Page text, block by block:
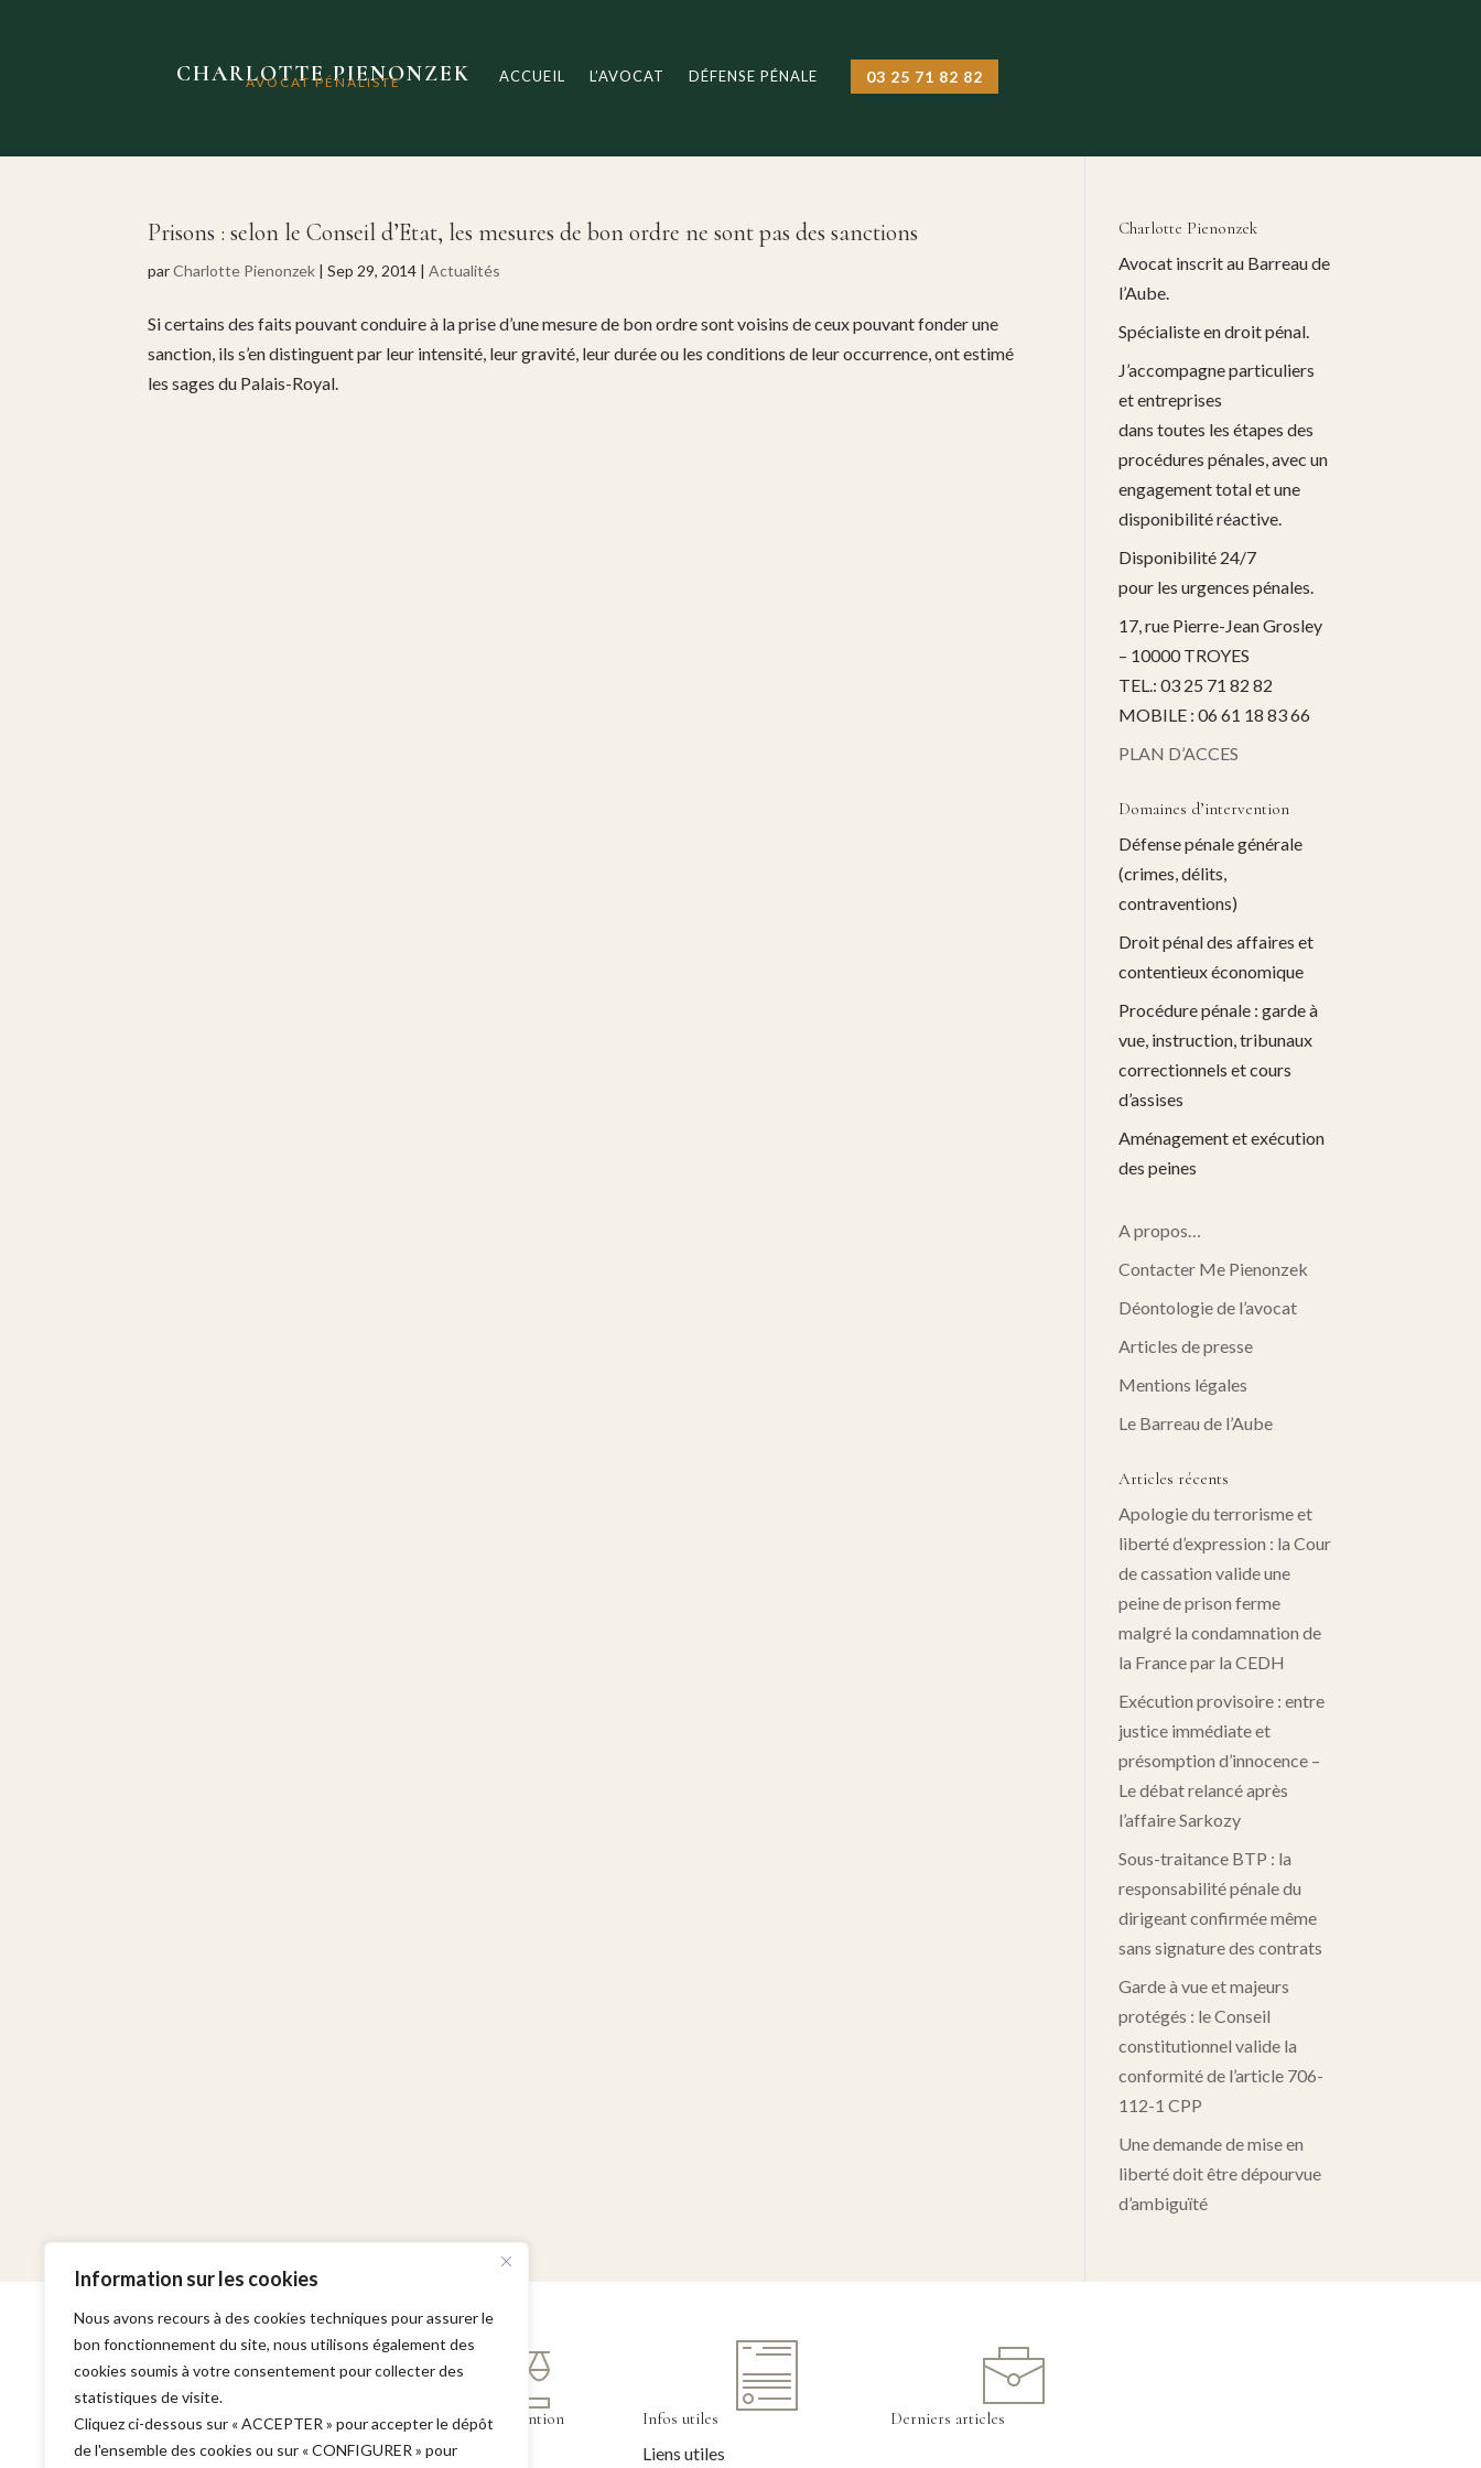
Information sur les cookies
Nous avons recours à des cookies techniques pour assurer le
bon fonctionnement du site, nous utilisons également des
cookies soumis à votre consentement pour collecter des
statistiques de visite.
Cliquez ci-dessous sur « ACCEPTER » pour accepter le dépôt
de l'ensemble des cookies ou sur « CONFIGURER » pour
CHARLOTTE PIENONZEK
AVOCAT PÉNALISTE ACCUEIL L’AVOCAT DÉFENSE PÉNALE 03 25 71 82 82
Prisons : selon le Conseil d’Etat, les mesures de bon ordre ne sont pas des sanctions
parCharlotte Pienonzek |Sep 29, 2014 |Actualités
Si certains des faits pouvant conduire à la prise d’une mesure de bon ordre sont voisins de ceux pouvant fonder une
sanction, ils s’en distinguent par leur intensité, leur gravité, leur durée ou les conditions de leur occurrence, ont estimé
les sages du Palais-Royal.
Charlotte Pienonzek
Avocat inscrit au Barreau de
l’Aube.
Spécialiste en droit pénal.
J’accompagne particuliers
et entreprises
dans toutes les étapes des
procédures pénales, avec un
engagement total et une
disponibilité réactive.
Disponibilité 24/7
pour les urgences pénales.
17, rue Pierre-Jean Grosley
– 10000 TROYES
TEL.: 03 25 71 82 82
MOBILE : 06 61 18 83 66
PLAN D’ACCES
Domaines d’intervention
Défense pénale générale
(crimes, délits,
contraventions)
Droit pénal des affaires et
contentieux économique
Procédure pénale : garde à
vue, instruction, tribunaux
correctionnels et cours
d’assises
Aménagement et exécution
des peines
A propos…
Contacter Me Pienonzek
Déontologie de l’avocat
Articles de presse
Mentions légales
Le Barreau de l’Aube
Articles récents
Apologie du terrorisme et
liberté d’expression : la Cour
de cassation valide une
peine de prison ferme
malgré la condamnation de
la France par la CEDH
Exécution provisoire : entre
justice immédiate et
présomption d’innocence –
Le débat relancé après
l’affaire Sarkozy
Sous-traitance BTP : la
responsabilité pénale du
dirigeant confirmée même
sans signature des contrats
Garde à vue et majeurs
protégés : le Conseil
constitutionnel valide la
conformité de l’article 706-
112-1 CPP
Une demande de mise en
liberté doit être dépourvue
d’ambiguïté
Cabinet
Adresse :
Domaines d'intervention
Garde à vue
Infos utiles
Liens utiles
Derniers articles